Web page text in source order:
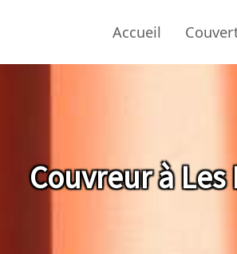
Accueil
Couvreur à Les